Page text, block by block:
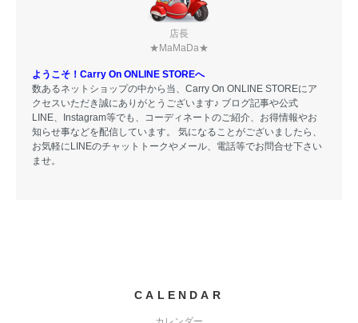
店長
★MaMaDa★
ようこそ！Carry On ONLINE STOREへ
数あるネットショップの中から当、Carry On ONLINE STOREにア
クセスいただき誠にありがとうございます♪ ブログ記事や公式
LINE、Instagram等でも、コーディネートのご紹介、お得情報やお
知らせ事などを配信しています。 気になることがございましたら、
お気軽にLINEのチャットトークやメール、電話等でお問合せ下さい
ませ。
CALENDAR